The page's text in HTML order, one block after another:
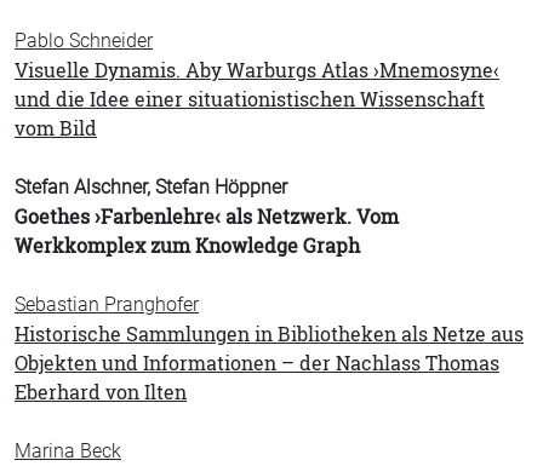
Pablo Schneider
Visuelle Dynamis. Aby Warburgs Atlas ›Mnemosyne‹
und die Idee einer situationistischen Wissenschaft
vom Bild
Stefan Alschner, Stefan Höppner
Goethes ›Farbenlehre‹ als Netzwerk. Vom
Werkkomplex zum Knowledge Graph
Sebastian Pranghofer
Historische Sammlungen in Bibliotheken als Netze aus
Objekten und Informationen – der Nachlass Thomas
Eberhard von Ilten
Marina Beck